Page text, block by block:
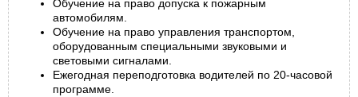
Обучение на право допуска к пожарным
автомобилям.
Обучение на право управления транспортом,
оборудованным специальными звуковыми и
световыми сигналами.
Ежегодная переподготовка водителей по 20-часовой
программе.